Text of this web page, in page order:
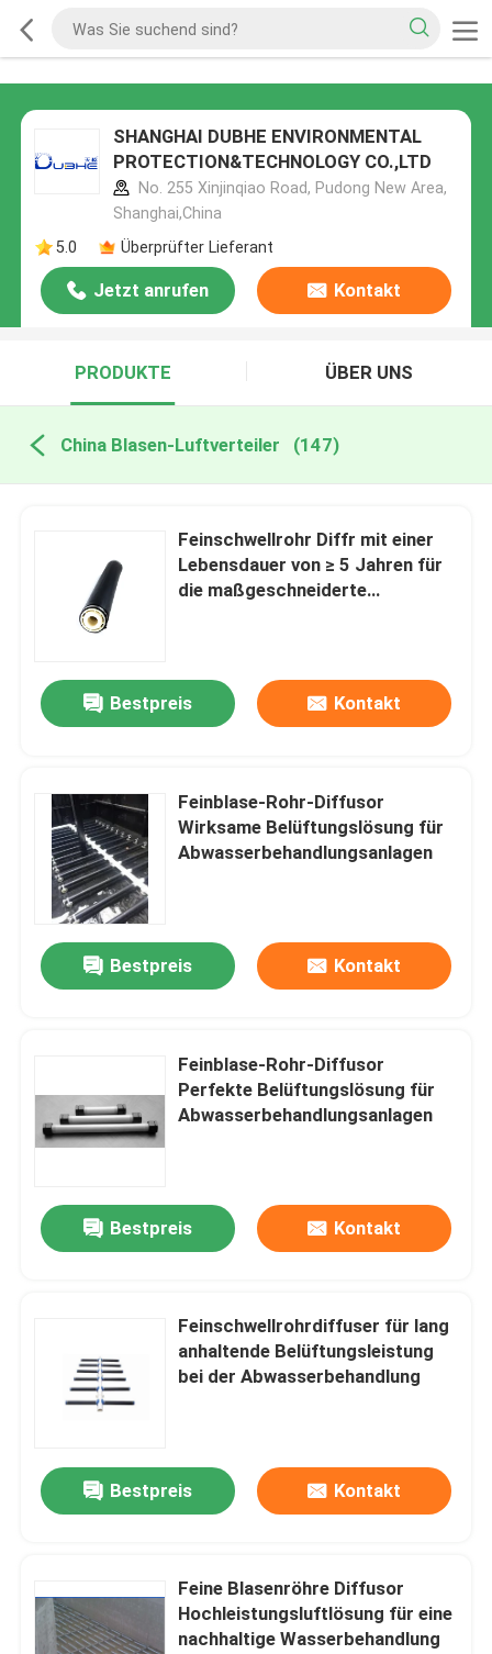
SHANGHAI DUBHE ENVIRONMENTAL
PROTECTION&TECHNOLOGY CO.,LTD
No. 255 Xinjinqiao Road, Pudong New Area,
Shanghai,China
5.0
Überprüfter Lieferant
Jetzt anrufen Kontakt
PRODUKTE ÜBER UNS
China Blasen-Luftverteiler (147)
Feinschwellrohr Diffr mit einer
Lebensdauer von ≥ 5 Jahren für
die maßgeschneiderte
Bestpreis Kontakt
Feinblase-Rohr-Diffusor
Wirksame Belüftungslösung für
Abwasserbehandlungsanlagen
Bestpreis Kontakt
Feinblase-Rohr-Diffusor
Perfekte Belüftungslösung für
Abwasserbehandlungsanlagen
Bestpreis Kontakt
Feinschwellrohrdiffuser für lang
anhaltende Belüftungsleistung
bei der Abwasserbehandlung
Bestpreis Kontakt
Feine Blasenröhre Diffusor
Hochleistungsluftlösung für eine
nachhaltige Wasserbehandlung